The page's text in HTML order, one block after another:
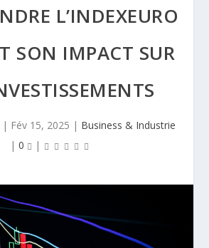
L’INDEXEURO
SON IMPACT SUR
| Fév 15, 2025 | Business & Industrie
| 0 |